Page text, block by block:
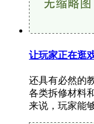
让玩家正在逛
还具有必然的
各类拆修材料
来说，玩家能